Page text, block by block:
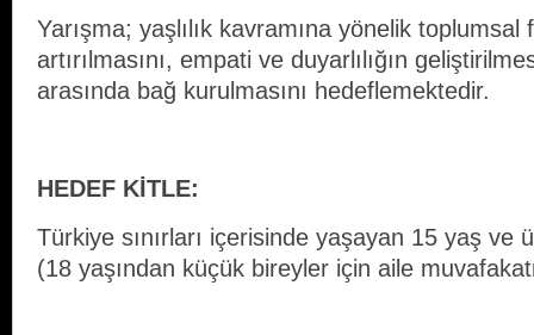
Yarışma; yaşlılık kavramına yönelik toplumsal
artırılmasını, empati ve duyarlılığın
arasında bağ kurulmasını hedeflemektedir.
HEDEF KİTLE:
Türkiye sınırları içerisinde yaşayan 15 yaş ve
(18 yaşından küçük bireyler için aile